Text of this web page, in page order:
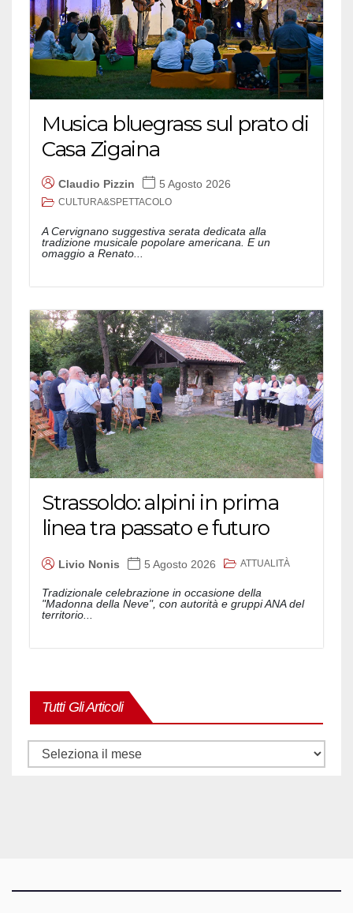
Musica bluegrass sul prato di
Casa Zigaina
Claudio Pizzin 5 Agosto 2026
CULTURA&SPETTACOLO
A Cervignano suggestiva serata dedicata alla
tradizione musicale popolare americana. E un
omaggio a Renato...
Strassoldo: alpini in prima
linea tra passato e futuro
Livio Nonis 5 Agosto 2026 ATTUALITÀ
Tradizionale celebrazione in occasione della
"Madonna della Neve", con autorità e gruppi ANA del
territorio...
Tutti Gli Articoli
Tutti